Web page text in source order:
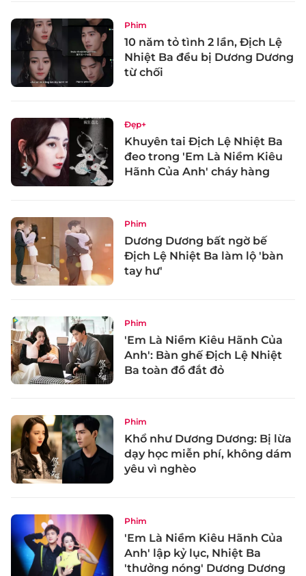
Phim
10 năm tỏ tình 2 lần, Địch Lệ
Nhiệt Ba đều bị Dương Dương
từ chối
Đẹp+
Khuyên tai Địch Lệ Nhiệt Ba
đeo trong 'Em Là Niềm Kiêu
Hãnh Của Anh' cháy hàng
Phim
Dương Dương bất ngờ bế
Địch Lệ Nhiệt Ba làm lộ 'bàn
tay hư'
Phim
'Em Là Niềm Kiêu Hãnh Của
Anh': Bàn ghế Địch Lệ Nhiệt
Ba toàn đồ đắt đỏ
Phim
Khổ như Dương Dương: Bị lừa
dạy học miễn phí, không dám
yêu vì nghèo
Phim
'Em Là Niềm Kiêu Hãnh Của
Anh' lập kỷ lục, Nhiệt Ba
'thưởng nóng' Dương Dương